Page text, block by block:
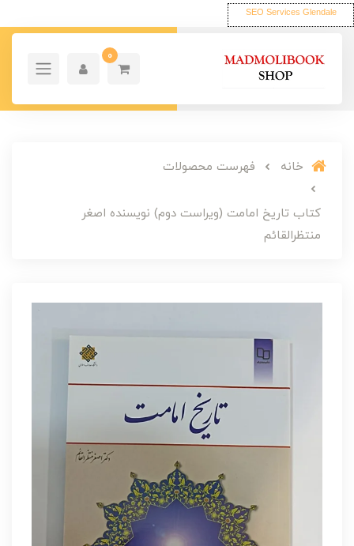
SEO Services Glendale
0
خانه فهرست محصولات
کتاب تاریخ امامت (ویراست دوم) نویسنده اصغر
منتظرالقائم